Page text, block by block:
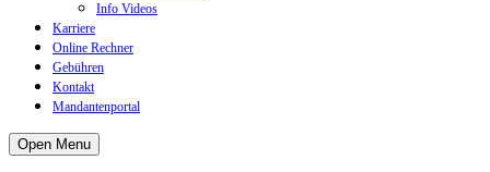
Info Videos
Karriere
Online Rechner
Gebühren
Kontakt
Mandantenportal
Open Menu